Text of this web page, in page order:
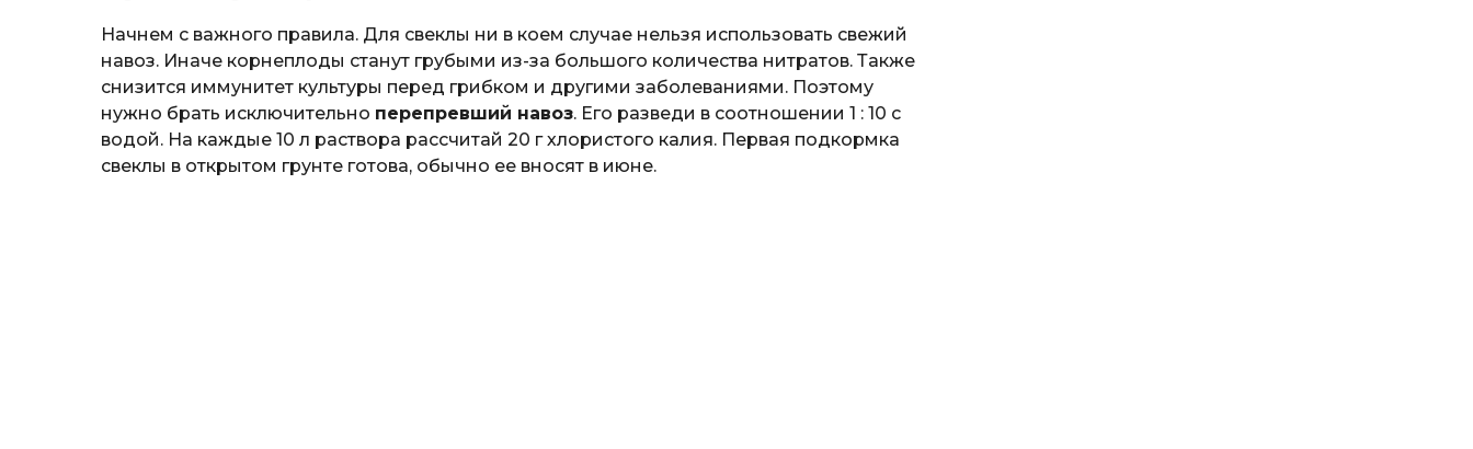
Начнем с важного правила. Для свеклы ни в коем случае нельзя использовать свежий
навоз. Иначе корнеплоды станут грубыми из-за большого количества нитратов. Также
снизится иммунитет культуры перед грибком и другими заболеваниями. Поэтому
нужно брать исключительно перепревший навоз. Его разведи в соотношении 1 : 10 с
водой. На каждые 10 л раствора рассчитай 20 г хлористого калия. Первая подкормка
свеклы в открытом грунте готова, обычно ее вносят в июне.